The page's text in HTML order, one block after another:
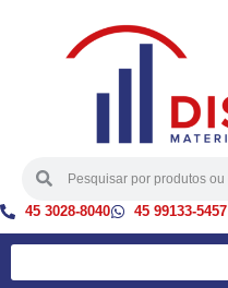
45 3028-8040 45 99133-5457